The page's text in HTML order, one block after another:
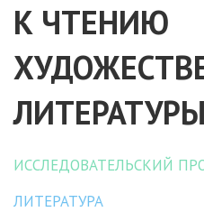
К ЧТЕНИЮ
ИССЛЕДОВАТЕЛЬСКИЙ
ЛИТЕРАТУРА